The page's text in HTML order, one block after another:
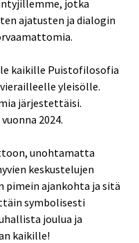
jotka
ajatusten ja dialogin
kaikille Puistofilosofia
yleisölle.
järjestettäisi.
2024.
unohtamatta
keskustelujen
ajankohta ja sitä
symbolisesti
joulua ja
kaikille!